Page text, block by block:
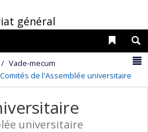
général
Liens
Vade-mecum
Comités de l'Assemblée universitaire
universitaire